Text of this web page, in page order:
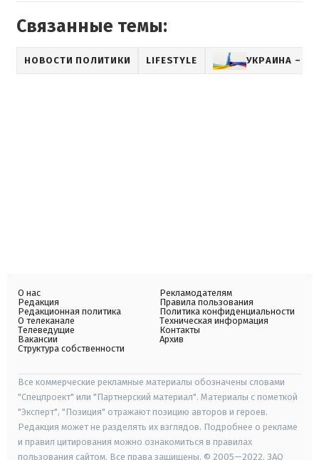
Связанные темы:
НОВОСТИ ПОЛИТИКИ LIFESTYLE УКРАИНА –
О нас
Редакция
Редакционная политика
О телеканале
Телеведущие
Вакансии
Структура собственности
Рекламодателям
Правила пользования
Политика конфиденциальности
Техническая информация
Контакты
Архив
Все коммерческие рекламные материалы обозначены словами
"Спецпроект" или "Партнерский материал". Материалы с пометкой
"Эксперт", "Позиция" отражают позицию авторов и героев.
Редакция может не разделять их взглядов. Подробнее о рекламе
и правил цитирования можно ознакомиться в правилах
пользования сайтом. Все права защищены. © 2005—2022, ЗАО